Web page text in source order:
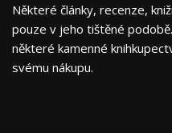
Některé články, recenze,
pouze v jeho tištěné
některé kamenné
svému nákupu.